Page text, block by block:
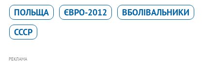
ПОЛЬЩА ЄВРО-2012
ВБОЛІВАЛЬНИКИ
СССР
РЕКЛАМА